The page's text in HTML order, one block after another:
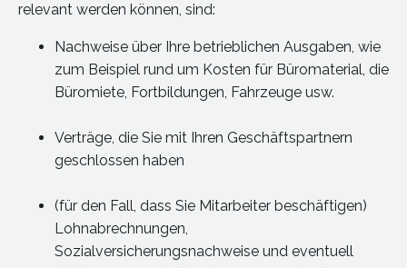
relevant werden können, sind:
Nachweise über Ihre betrieblichen Ausgaben, wie
zum Beispiel rund um Kosten für Büromaterial, die
Büromiete, Fortbildungen, Fahrzeuge usw.
Verträge, die Sie mit Ihren Geschäftspartnern
geschlossen haben
(für den Fall, dass Sie Mitarbeiter beschäftigen)
Lohnabrechnungen,
Sozialversicherungsnachweise und eventuell